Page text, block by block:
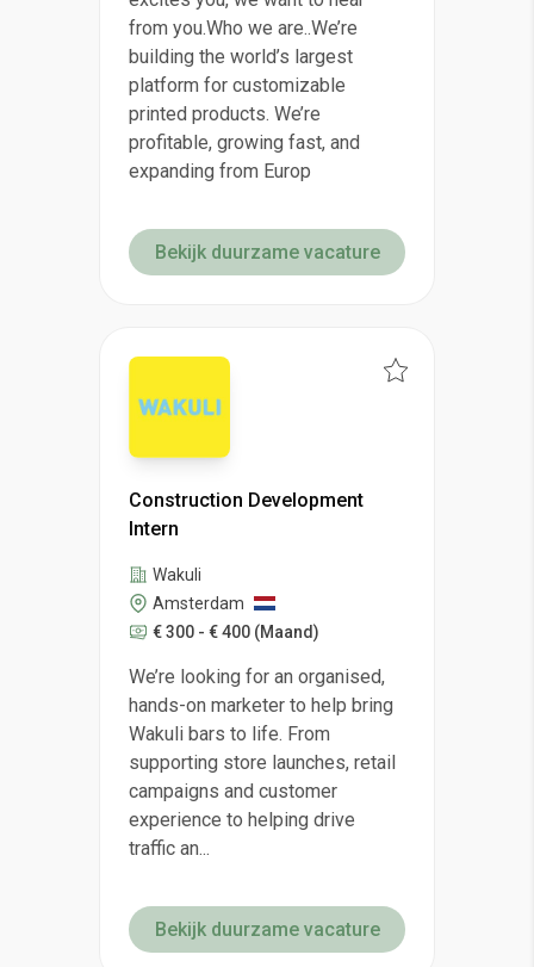
from you.Who we are..We’re
building the world’s largest
platform for customizable
printed products. We’re
profitable, growing fast, and
expanding from Europ
Bekijk duurzame vacature
Construction Development
Intern
Wakuli
Amsterdam
€ 300 - € 400 (Maand)
We’re looking for an organised,
hands-on marketer to help bring
Wakuli bars to life. From
supporting store launches, retail
campaigns and customer
experience to helping drive
traffic an...
Bekijk duurzame vacature